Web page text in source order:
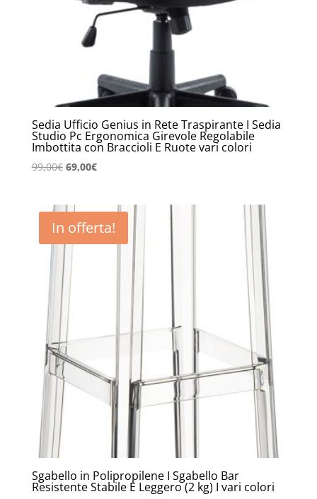
Sedia Ufficio Genius in Rete Traspirante I Sedia
Studio Pc Ergonomica Girevole Regolabile
Imbottita con Braccioli E Ruote vari colori
99,00€ Il
era:
99,00€.
69,00€Il
è:
69,00€.
In offerta!
Sgabello in Polipropilene I Sgabello Bar
Resistente Stabile E Leggero (2 kg) I vari colori